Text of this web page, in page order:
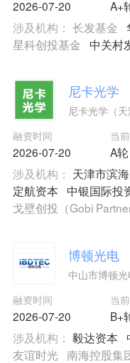
2026-07-20 A+
涉及机构： 长发基金
星科创投基金
中关村
尼卡光学
尼卡光学（
融资时间
2026-07-20
当
A轮
涉及机构： 天津市滨
定航资本
中银国际投
戈壁创投（Gobi
博顿光电
中山市博顿
融资时间
2026-07-20
当
B+
涉及机构： 毅达资本
友谊时光 南海控股集